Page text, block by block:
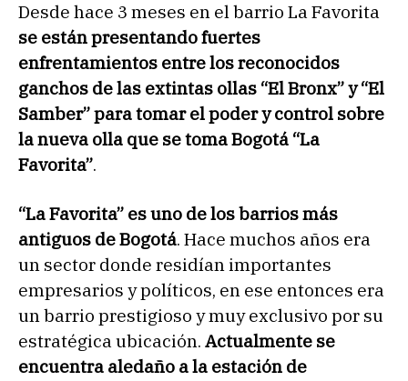
Desde hace 3 meses en el barrio La Favorita
se están presentando fuertes
enfrentamientos entre los reconocidos
ganchos de las extintas ollas “El Bronx” y “El
Samber” para tomar el poder y control sobre
la nueva olla que se toma Bogotá “La
Favorita”.
“La Favorita” es uno de los barrios más
antiguos de Bogotá. Hace muchos años era
un sector donde residían importantes
empresarios y políticos, en ese entonces era
un barrio prestigioso y muy exclusivo por su
estratégica ubicación. Actualmente se
encuentra aledaño a la estación de